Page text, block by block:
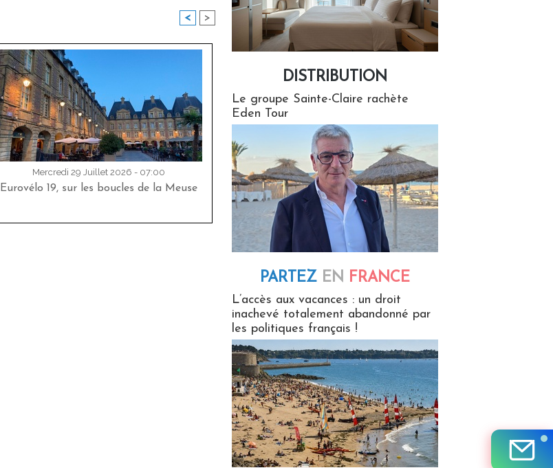
< >
Mercredi 29 Juillet 2026 - 07:00
Eurovélo 19, sur les boucles de la Meuse
DISTRIBUTION
Le groupe Sainte-Claire rachète
Eden Tour
PARTEZ EN FRANCE
L’accès aux vacances : un droit
inachevé totalement abandonné par
les politiques français !